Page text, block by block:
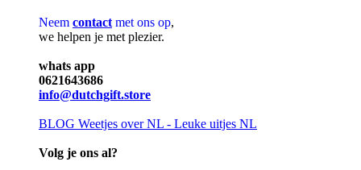
Neem contact met ons op,
we helpen je met plezier.
whats app
0621643686
info@dutchgift.store
BLOG Weetjes over NL - Leuke uitjes NL
Volg je ons al?